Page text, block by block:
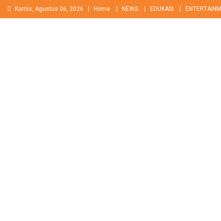
Skip
to
Kamis, Agustus 06, 2026 Home NEWS EDUKASI